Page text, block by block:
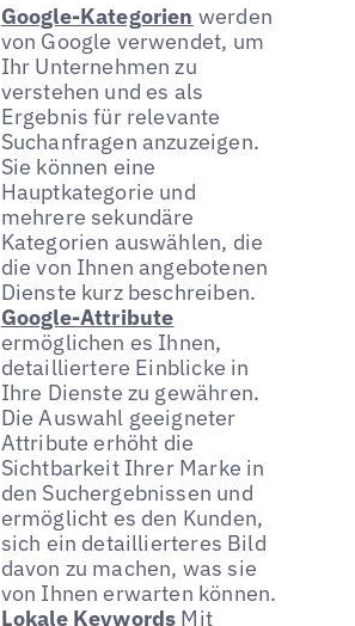
Google-Kategorien werden
von Google verwendet, um
Ihr Unternehmen zu
verstehen und es als
Ergebnis für relevante
Suchanfragen anzuzeigen.
Sie können eine
Hauptkategorie und
mehrere sekundäre
Kategorien auswählen, die
die von Ihnen angebotenen
Dienste kurz beschreiben.
Google-Attribute
ermöglichen es Ihnen,
detailliertere Einblicke in
Ihre Dienste zu gewähren.
Die Auswahl geeigneter
Attribute erhöht die
Sichtbarkeit Ihrer Marke in
den Suchergebnissen und
ermöglicht es den Kunden,
sich ein detaillierteres Bild
davon zu machen, was sie
von Ihnen erwarten können.
Lokale Keywords Mit